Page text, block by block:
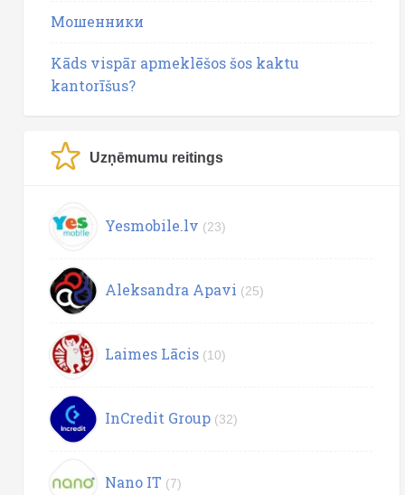
Мошенники
Kāds vispār apmeklēšos šos kaktu
kantorīšus?
Uzņēmumu reitings
Yesmobile.lv (23)
Aleksandra Apavi (25)
Laimes Lācis (10)
InCredit Group (32)
Nano IT (7)